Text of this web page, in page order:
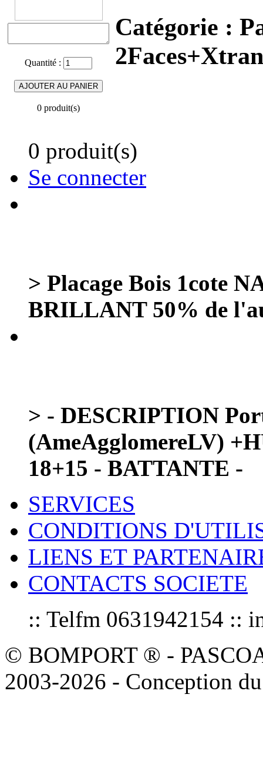
Quantité :
0 produit(s)
Catégorie :
0 produit(s)
Se connecter
> Placage Bois 1cote
BRILLANT 50% de
> - DESCRIPTION
(AmeAgglomereLV)
18+15 - BATTANTE -
SERVICES
CONDITIONS
LIENS ET
CONTACTS SOCIETE
:: Telfm 0631942154 ::
© BOMPORT ® -
2003-2026 - Conception